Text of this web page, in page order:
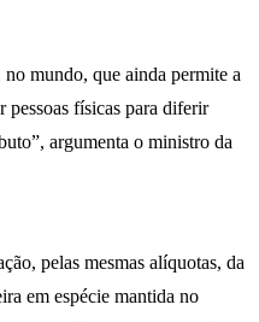
mundo, que ainda permite a
pessoas físicas para diferir
argumenta o ministro da
pelas mesmas alíquotas, da
em espécie mantida no